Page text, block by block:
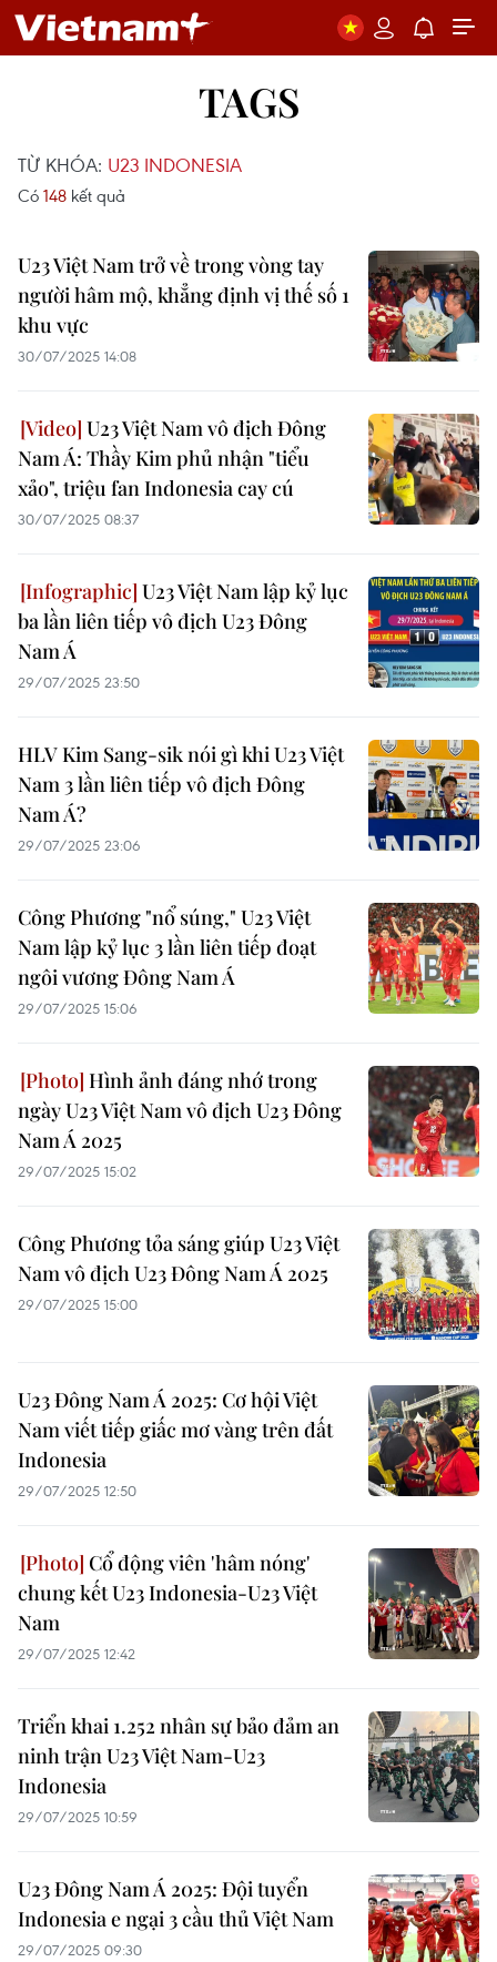
TAGS
TỪ KHÓA: U23 INDONESIA
Có 148 kết quả
U23 Việt Nam trở về trong vòng tay
người hâm mộ, khẳng định vị thế số 1
khu vực
30/07/2025 14:08
U23 Việt Nam vô địch Đông
Nam Á: Thầy Kim phủ nhận "tiểu
xảo", triệu fan Indonesia cay cú
30/07/2025 08:37
U23 Việt Nam lập kỷ lục
ba lần liên tiếp vô địch U23 Đông
Nam Á
29/07/2025 23:50
HLV Kim Sang-sik nói gì khi U23 Việt
Nam 3 lần liên tiếp vô địch Đông
Nam Á?
29/07/2025 23:06
Công Phương "nổ súng," U23 Việt
Nam lập kỷ lục 3 lần liên tiếp đoạt
ngôi vương Đông Nam Á
29/07/2025 15:06
Hình ảnh đáng nhớ trong
ngày U23 Việt Nam vô địch U23 Đông
Nam Á 2025
29/07/2025 15:02
Công Phương tỏa sáng giúp U23 Việt
Nam vô địch U23 Đông Nam Á 2025
29/07/2025 15:00
U23 Đông Nam Á 2025: Cơ hội Việt
Nam viết tiếp giấc mơ vàng trên đất
Indonesia
29/07/2025 12:50
Cổ động viên 'hâm nóng'
chung kết U23 Indonesia-U23 Việt
Nam
29/07/2025 12:42
Triển khai 1.252 nhân sự bảo đảm an
ninh trận U23 Việt Nam-U23
Indonesia
29/07/2025 10:59
U23 Đông Nam Á 2025: Đội tuyển
Indonesia e ngại 3 cầu thủ Việt Nam
29/07/2025 09:30